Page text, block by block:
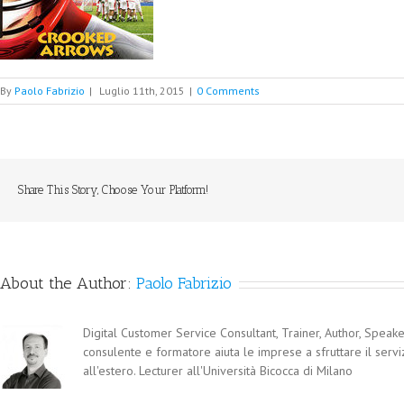
By Paolo Fabrizio | Luglio 11th, 2015 | 0 Comments
Share This Story, Choose Your Platform!
About the Author: Paolo Fabrizio
Digital Customer Service Consultant, Trainer, Author,
consulente e formatore aiuta le imprese a sfruttare il
all'estero. Lecturer all'Università Bicocca di Milano